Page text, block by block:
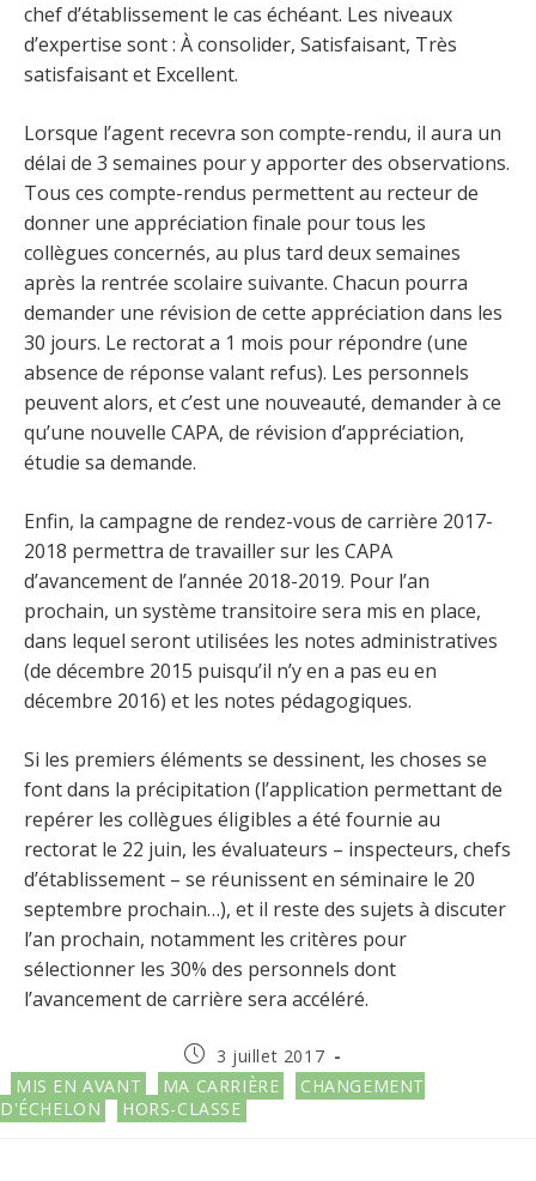
chef d’établissement le cas échéant. Les niveaux
d’expertise sont : À consolider, Satisfaisant, Très
satisfaisant et Excellent.
Lorsque l’agent recevra son compte-rendu, il aura un
délai de 3 semaines pour y apporter des observations.
Tous ces compte-rendus permettent au recteur de
donner une appréciation finale pour tous les
collègues concernés, au plus tard deux semaines
après la rentrée scolaire suivante. Chacun pourra
demander une révision de cette appréciation dans les
30 jours. Le rectorat a 1 mois pour répondre (une
absence de réponse valant refus). Les personnels
peuvent alors, et c’est une nouveauté, demander à ce
qu’une nouvelle CAPA, de révision d’appréciation,
étudie sa demande.
Enfin, la campagne de rendez-vous de carrière 2017-
2018 permettra de travailler sur les CAPA
d’avancement de l’année 2018-2019. Pour l’an
prochain, un système transitoire sera mis en place,
dans lequel seront utilisées les notes administratives
(de décembre 2015 puisqu’il n’y en a pas eu en
décembre 2016) et les notes pédagogiques.
Si les premiers éléments se dessinent, les choses se
font dans la précipitation (l’application permettant de
repérer les collègues éligibles a été fournie au
rectorat le 22 juin, les évaluateurs – inspecteurs, chefs
d’établissement – se réunissent en séminaire le 20
septembre prochain…), et il reste des sujets à discuter
l’an prochain, notamment les critères pour
sélectionner les 30% des personnels dont
l’avancement de carrière sera accéléré.
Publication
publiée :
3 juillet 2017
Post
category:
MIS EN AVANT MA CARRIÈRE
CHANGEMENT
D'ÉCHELON
HORS-CLASSE